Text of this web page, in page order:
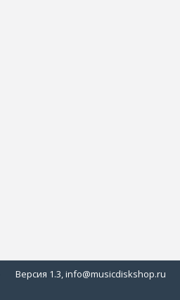
Версия 1.3, info@musicdiskshop.ru